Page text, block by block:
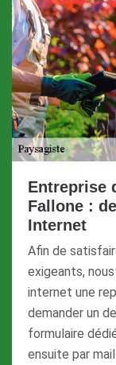
Entreprise
Fallone :
Internet
Afin de
exigeants,
internet une
demander un
formulaire
ensuite par